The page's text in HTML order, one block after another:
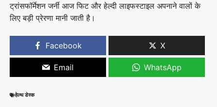
ट्रांसफॉर्मेशन जर्नी आज फिट और हेल्दी लाइफस्टाइल अपनाने वालों के
लिए बड़ी प्रेरणा मानी जाती है।
Facebook X
Email WhatsApp
हेल्थ डेस्क